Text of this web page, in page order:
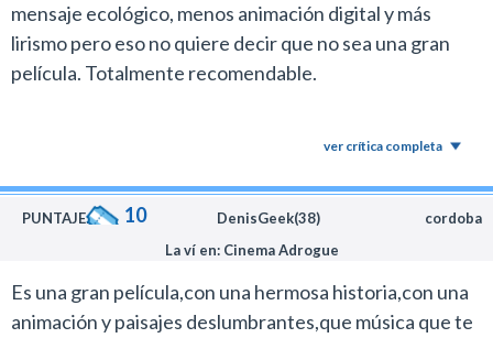
mensaje ecológico, menos animación digital y más
lirismo pero eso no quiere decir que no sea una gran
película. Totalmente recomendable.
ver crítica completa
PUNTAJE: 10 DenisGeek(38)
cordoba
La ví en: Cinema Adrogue
Es una gran película,con una hermosa historia,con una
animación y paisajes deslumbrantes,que música que te